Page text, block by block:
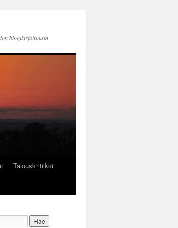
blogikirjoituksia
Talouskritiikki